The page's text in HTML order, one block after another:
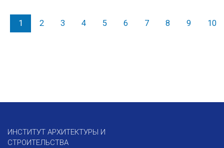
1 2 3 4 5 6 7 8 9 10
ИНСТИТУТ АРХИТЕКТУРЫ И
СТРОИТЕЛЬСТВА